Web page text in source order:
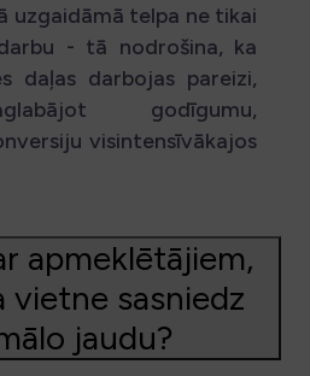
uzgaidāmā telpa ne tikai
- tā nodrošina, ka
daļas darbojas pareizi,
godīgumu,
visintensīvākajos
apmeklētājiem,
vietne sasniedz
jaudu?